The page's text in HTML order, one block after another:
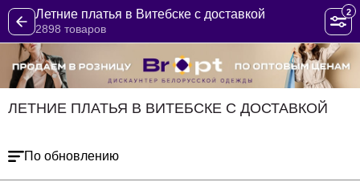
Летние платья в Витебске с доставкой
2898 товаров
2
ЛЕТНИЕ ПЛАТЬЯ В ВИТЕБСКЕ С ДОСТАВКОЙ
По обновлению